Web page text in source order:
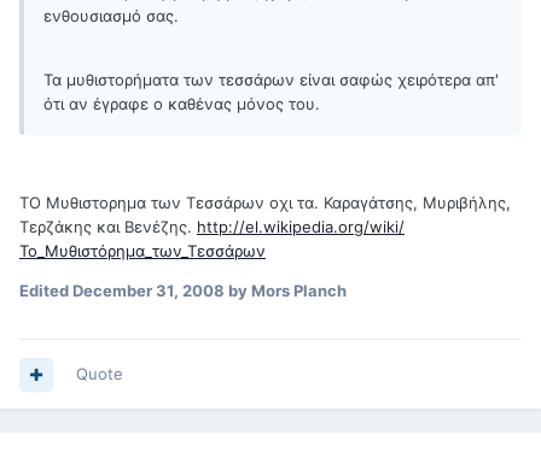
ενθουσιασμό σας.
Τα μυθιστορήματα των τεσσάρων είναι σαφώς χειρότερα απ'
ότι αν έγραφε ο καθένας μόνος του.
ΤΟ Μυθιστορημα των Τεσσάρων οχι τα. Καραγάτσης, Μυριβήλης,
Τερζάκης και Βενέζης. http://el.wikipedia.org/wiki/
Το_Μυθιστόρημα_των_Τεσσάρων
EditedDecember 31, 2008 by Mors Planch
Quote